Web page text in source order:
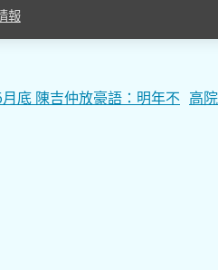
報
底 陳吉仲放豪語：明年不 高